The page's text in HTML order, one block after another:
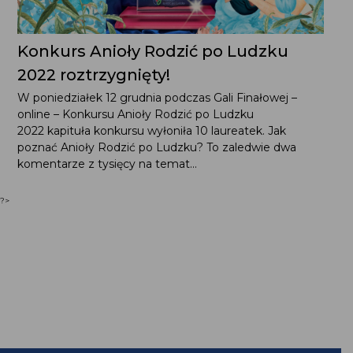
Konkurs Anioły Rodzić po Ludzku
2022 roztrzygnięty!
W poniedziałek 12 grudnia podczas Gali Finałowej –
online – Konkursu Anioły Rodzić po Ludzku
2022 kapituła konkursu wyłoniła 10 laureatek. Jak
poznać Anioły Rodzić po Ludzku? To zaledwie dwa
komentarze z tysięcy na temat...
?>